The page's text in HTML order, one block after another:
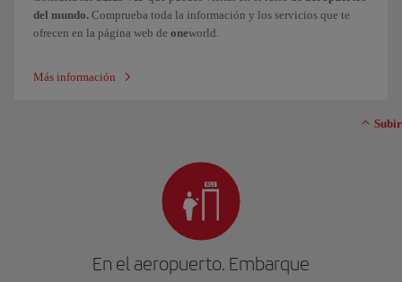
del mundo. Comprueba toda la información y los servicios que te
ofrecen en la página web de oneworld.
Más información
Subir
En el aeropuerto. Embarque